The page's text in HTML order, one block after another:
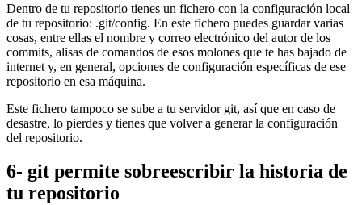
Dentro de tu repositorio tienes un fichero con la configuración local
de tu repositorio: .git/config. En este fichero puedes guardar varias
cosas, entre ellas el nombre y correo electrónico del autor de los
commits, alisas de comandos de esos molones que te has bajado de
internet y, en general, opciones de configuración específicas de ese
repositorio en esa máquina.
Este fichero tampoco se sube a tu servidor git, así que en caso de
desastre, lo pierdes y tienes que volver a generar la configuración
del repositorio.
6- git permite sobreescribir la historia de
tu repositorio